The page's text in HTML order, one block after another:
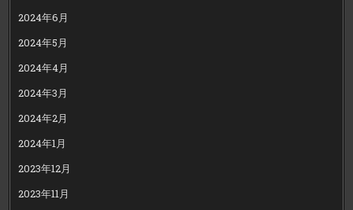
2024年6月
2024年5月
2024年4月
2024年3月
2024年2月
2024年1月
2023年12月
2023年11月